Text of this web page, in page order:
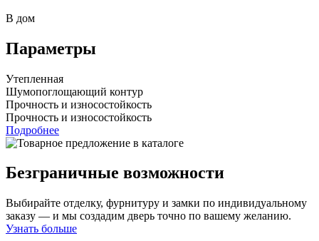
В дом
Параметры
Утепленная
Шумопоглощающий контур
Прочность и износостойкость
Прочность и износостойкость
Подробнее
Безграничные возможности
Выбирайте отделку, фурнитуру и замки по индивидуальному
заказу — и мы создадим дверь точно по вашему желанию.
Узнать больше